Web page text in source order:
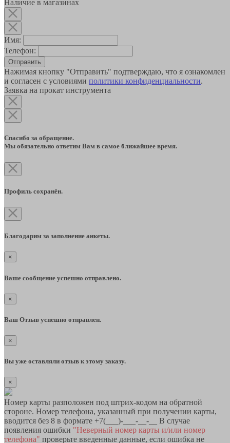
Наличие в магазинах
Имя:
Телефон:
Отправить
Нажимая кнопку "Отправить" подтверждаю, что я ознакомлен
и согласен с условиями политики конфиденциальности.
Заявка на прокат инструмента
Спасибо за обращение.
Мы обязательно ответим Вам в самое ближайшее время.
Профиль сохранён.
Благодарим за заполнение анкеты.
×
Ваше сообщение успешно отправлено.
×
Ваш Отзыв успешно отправлен.
×
Вы уже оставляли отзыв к этому заказу.
×
Номер карты разположен под штрих-кодом на обратной
стороне. Номер телефона, указанный при получении карты,
вводится без 8 в формате +7(___)-___-__-__ В случае
появления ошибки "Неверный номер карты и/или номер
телефона" проверьте введенные данные, если ошибка не